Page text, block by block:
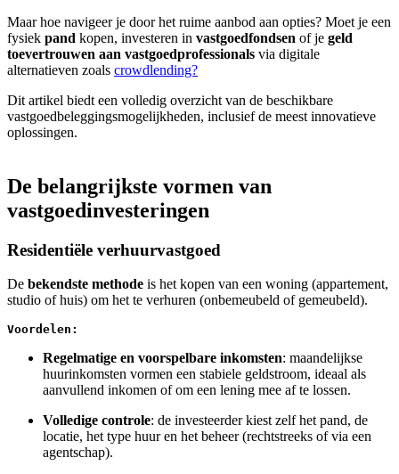
Maar hoe navigeer je door het ruime aanbod aan opties? Moet je een
fysiek pand kopen, investeren in vastgoedfondsen of je geld
toevertrouwen aan vastgoedprofessionals via digitale
alternatieven zoals crowdlending?
Dit artikel biedt een volledig overzicht van de beschikbare
vastgoedbeleggingsmogelijkheden, inclusief de meest innovatieve
oplossingen.
De belangrijkste vormen van
vastgoedinvesteringen
Residentiële verhuurvastgoed
De bekendste methode is het kopen van een woning (appartement,
studio of huis) om het te verhuren (onbemeubeld of gemeubeld).
Voordelen:
Regelmatige en voorspelbare inkomsten: maandelijkse
huurinkomsten vormen een stabiele geldstroom, ideaal als
aanvullend inkomen of om een lening mee af te lossen.
Volledige controle: de investeerder kiest zelf het pand, de
locatie, het type huur en het beheer (rechtstreeks of via een
agentschap).